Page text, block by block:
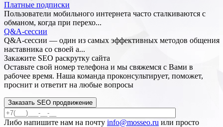
Платные подписки
Пользователи мобильного интернета часто сталкиваются с
обманом, когда при перехо...
Q&A-сессии
Q&A-сессии — один из самых эффективных методов общения
наставника со своей а...
Закажите SEO раскрутку сайта
Оставьте свой номер телефона и мы свяжемся с Вами в
рабочее время. Наша команда проконсультирует, поможет,
проснит и ответит на любые вопросы
Заказать SEO продвижение
Либо напишите нам на почту info@mosseo.ru или просто